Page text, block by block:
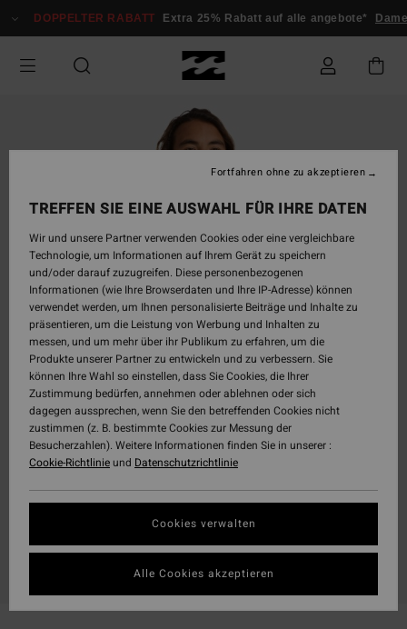
zur
springen
DOPPELTER RABATT Extra 25% Rabatt auf alle angebote* Damen
TREFFEN SIE EINE AUSWAHL FÜR IHRE DATEN
Wir und unsere Partner verwenden Cookies oder eine vergleichbare
Technologie, um Informationen auf Ihrem Gerät zu speichern
und/oder darauf zuzugreifen. Diese personenbezogenen
Informationen (wie Ihre Browserdaten und Ihre IP-Adresse) können
verwendet werden, um Ihnen personalisierte Beiträge und Inhalte zu
präsentieren, um die Leistung von Werbung und Inhalten zu
messen, und um mehr über ihr Publikum zu erfahren, um die
Produkte unserer Partner zu entwickeln und zu verbessern. Sie
können Ihre Wahl so einstellen, dass Sie Cookies, die Ihrer
Zustimmung bedürfen, annehmen oder ablehnen oder sich
dagegen aussprechen, wenn Sie den betreffenden Cookies nicht
zustimmen (z. B. bestimmte Cookies zur Messung der
Besucherzahlen). Weitere Informationen finden Sie in unserer :
Cookie-Richtlinieund Datenschutzrichtlinie
Cookies verwalten
Fortfahren ohne zu akzeptieren
Alle Cookies akzeptieren